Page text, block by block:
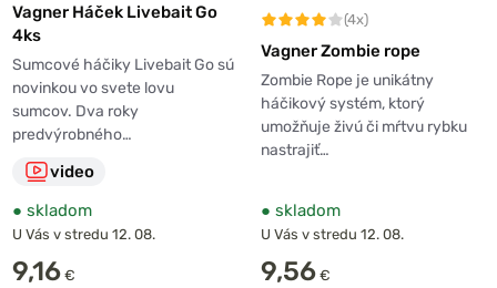
Vagner Háček Livebait Go
4ks
Sumcové háčiky Livebait Go sú
novinkou vo svete lovu
sumcov. Dva roky
predvýrobného…
video
● skladom
U Vás v stredu 12. 08.
9,16 €
(4x)
Vagner Zombie rope
Zombie Rope je unikátny
háčikový systém, ktorý
umožňuje živú či mŕtvu rybku
nastrajiť…
● skladom
U Vás v stredu 12. 08.
9,56 €